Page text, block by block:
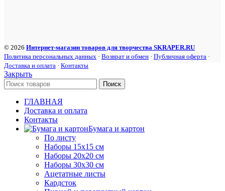
© 2026 Интернет-магазин товаров для творчества SKRAPER.RU
Политика персональных данных · Возврат и обмен · Публичная оферта ·
Доставка и оплата · Контакты
Закрыть
Поиск
ГЛАВНАЯ
Доставка и оплата
Контакты
Бумага и картон
По листу
Наборы 15х15 см
Наборы 20х20 см
Наборы 30х30 см
Ацетатные листы
Кардсток